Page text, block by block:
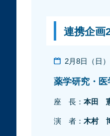
連携企
2月8日（日
薬学研究・
座 長： 本田
演 者： 木村